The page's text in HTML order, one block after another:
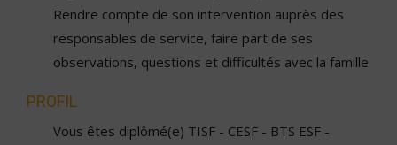
Rendre compte de son intervention auprès des
responsables de service, faire part de ses
observations, questions et difficultés avec la famille
PROFIL
Vous êtes diplômé(e) TISF - CESF - BTS ESF -